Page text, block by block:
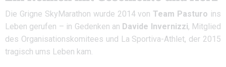
Die Grigne SkyMarathon wurde 2014 von Team Pasturo ins
Leben gerufen – in Gedenken an Davide Invernizzi, Mitglied
des Organisationskomitees und La Sportiva-Athlet, der 2015
tragisch ums Leben kam.